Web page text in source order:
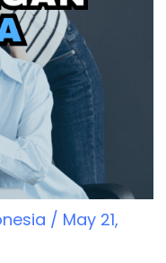
/ May 21,